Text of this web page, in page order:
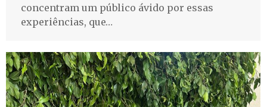
concentram um público ávido por essas
experiências, que…